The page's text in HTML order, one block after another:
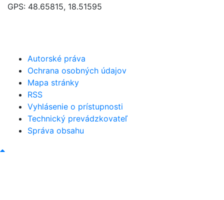
GPS: 48.65815, 18.51595
Autorské práva
Ochrana osobných údajov
Mapa stránky
RSS
Vyhlásenie o prístupnosti
Technický prevádzkovateľ
Správa obsahu